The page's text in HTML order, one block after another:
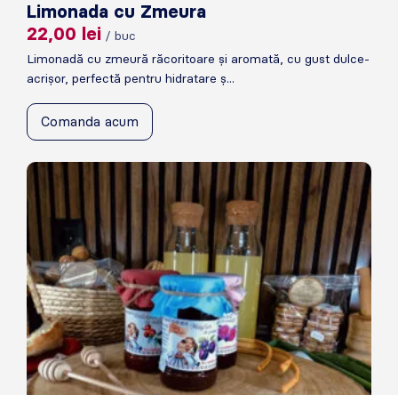
Limonada cu Zmeura
22,00 lei / buc
Limonadă cu zmeură răcoritoare și aromată, cu gust dulce-
acrișor, perfectă pentru hidratare ș...
Comanda acum